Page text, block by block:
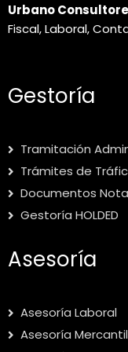
Urbano
Fiscal, Laboral,
Gestoría
Tramitación
Trámites de
Documentos
Gestoría HOLDED
Asesoría
Asesoría Laboral
Asesoría Mercantil